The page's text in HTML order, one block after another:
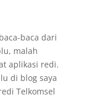
baca dari
malah
aplikasi redi.
di blog saya
Telkomsel